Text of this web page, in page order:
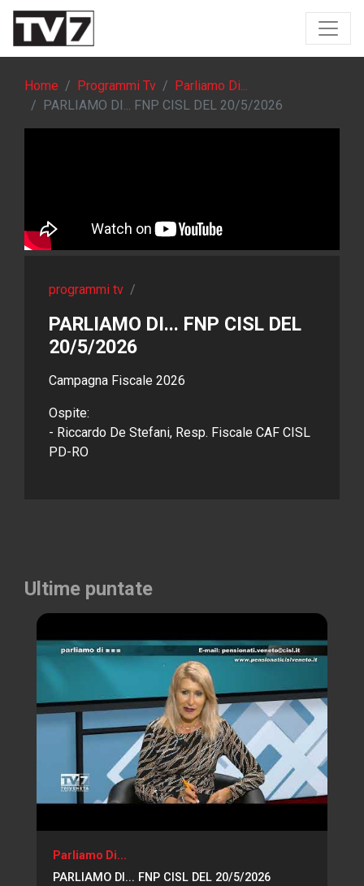
Home Programmi Tv
Parliamo Di...
PARLIAMO DI... FNP CISL DEL 20/5/2026
programmi tv /
PARLIAMO DI... FNP CISL DEL
20/5/2026
Campagna Fiscale 2026
Ospite:
- Riccardo De Stefani, Resp. Fiscale CAF CISL
PD-RO
Ultime puntate
Parliamo Di...
PARLIAMO DI... FNP CISL DEL 20/5/2026